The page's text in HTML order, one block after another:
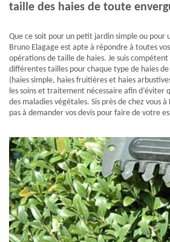
taille des haies de toute
Que ce soit pour un petit jardin simple ou pour
Bruno Elagage est apte à répondre à toutes
opérations de taille de haies. Je suis
différentes tailles pour chaque type de haies
(haies simple, haies fruitières et haies
les soins et traitement nécessaire afin d’éviter
des maladies végétales. Sis près de chez vous
pas à demander vos devis pour faire de votre